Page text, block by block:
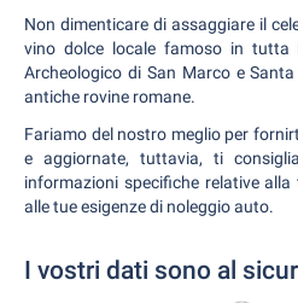
Non dimenticare di assaggiare il
vino dolce locale famoso in tutta
Archeologico di San Marco e
antiche rovine romane.
Fariamo del nostro meglio per
e aggiornate, tuttavia, ti
informazioni specifiche relative
alle tue esigenze di noleggio auto.
I vostri dati sono al